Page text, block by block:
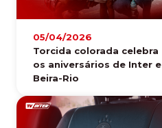
05/04/2026
Torcida colorada celebra
os aniversários de Inter e
Beira-Rio